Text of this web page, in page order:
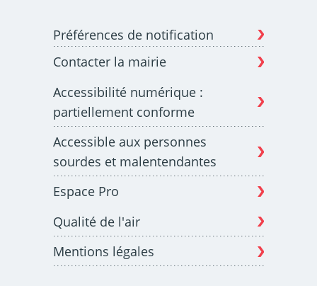
Préférences de notification
Contacter la mairie
Accessibilité numérique :
partiellement conforme
Accessible aux personnes
sourdes et malentendantes
Espace Pro
Qualité de l'air
Mentions légales